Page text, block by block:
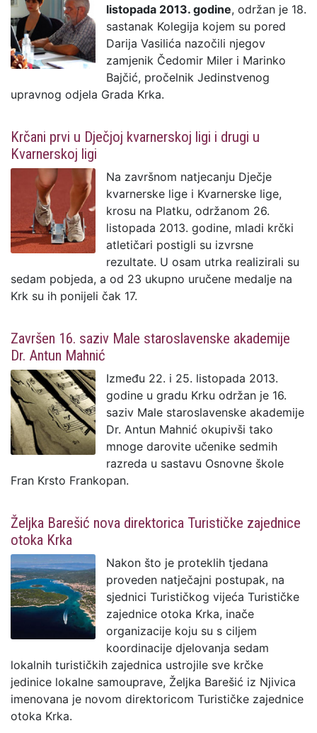
listopada 2013. godine, održan je 18.
sastanak Kolegija kojem su pored
Darija Vasilića nazočili njegov
zamjenik Čedomir Miler i Marinko
Bajčić, pročelnik Jedinstvenog
upravnog odjela Grada Krka.
Krčani prvi u Dječjoj kvarnerskoj ligi i drugi u
Kvarnerskoj ligi
Na završnom natjecanju Dječje
kvarnerske lige i Kvarnerske lige,
krosu na Platku, održanom 26.
listopada 2013. godine, mladi krčki
atletičari postigli su izvrsne
rezultate. U osam utrka realizirali su
sedam pobjeda, a od 23 ukupno uručene medalje na
Krk su ih ponijeli čak 17.
Završen 16. saziv Male staroslavenske akademije
Dr. Antun Mahnić
Između 22. i 25. listopada 2013.
godine u gradu Krku održan je 16.
saziv Male staroslavenske akademije
Dr. Antun Mahnić okupivši tako
mnoge darovite učenike sedmih
razreda u sastavu Osnovne škole
Fran Krsto Frankopan.
Željka Barešić nova direktorica Turističke zajednice
otoka Krka
Nakon što je proteklih tjedana
proveden natječajni postupak, na
sjednici Turističkog vijeća Turističke
zajednice otoka Krka, inače
organizacije koju su s ciljem
koordinacije djelovanja sedam
lokalnih turističkih zajednica ustrojile sve krčke
jedinice lokalne samouprave, Željka Barešić iz Njivica
imenovana je novom direktoricom Turističke zajednice
otoka Krka.